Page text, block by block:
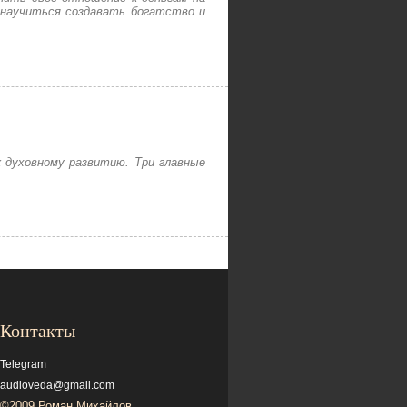
создавать богатство и
духовному развитию. Три главные
Контакты
Telegram
audioveda@gmail.com